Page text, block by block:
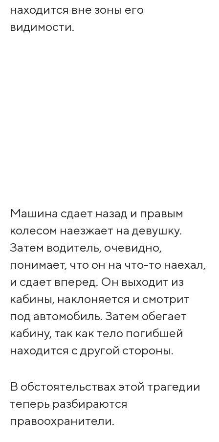
находится вне зоны его
видимости.
Машина сдает назад и правым
колесом наезжает на девушку.
Затем водитель, очевидно,
понимает, что он на что-то наехал,
и сдает вперед. Он выходит из
кабины, наклоняется и смотрит
под автомобиль. Затем обегает
кабину, так как тело погибшей
находится с другой стороны.
В обстоятельствах этой трагедии
теперь разбираются
правоохранители.